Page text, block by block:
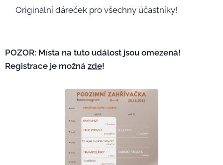
🎁Originální dáreček pro všechny účastníky!
POZOR: Místa na tuto událost jsou omezená!
Registrace je možná zde!